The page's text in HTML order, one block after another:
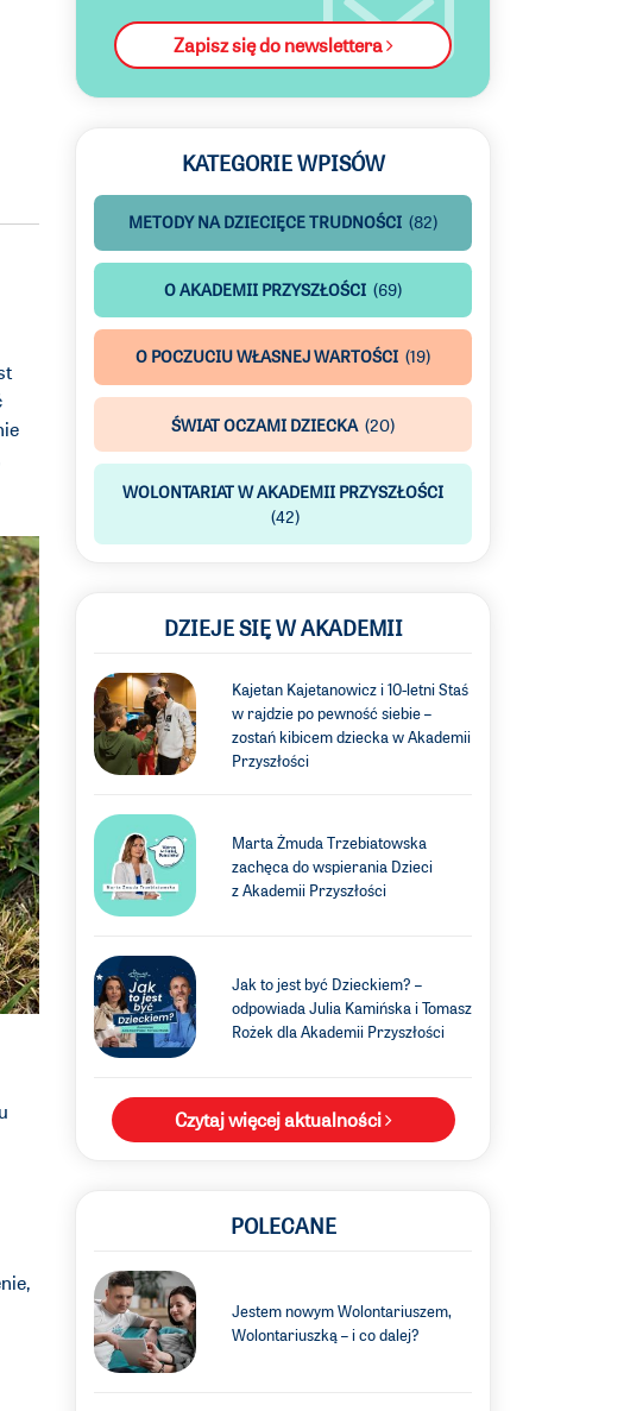
Zapisz się do newslettera
KATEGORIE WPISÓW
METODY NA DZIECIĘCE TRUDNOŚCI (82)
O AKADEMII PRZYSZŁOŚCI (69)
O POCZUCIU WŁASNEJ WARTOŚCI (19)
ŚWIAT OCZAMI DZIECKA (20)
WOLONTARIAT W AKADEMII PRZYSZŁOŚCI
(42)
DZIEJE SIĘ W AKADEMII
Kajetan Kajetanowicz i 10-letni Staś
w rajdzie po pewność siebie –
zostań kibicem dziecka w Akademii
Przyszłości
Marta Żmuda Trzebiatowska
zachęca do wspierania Dzieci
z Akademii Przyszłości
Jak to jest być Dzieckiem? –
odpowiada Julia Kamińska i Tomasz
Rożek dla Akademii Przyszłości
Czytaj więcej aktualności
POLECANE
Jestem nowym Wolontariuszem,
Wolontariuszką – i co dalej?